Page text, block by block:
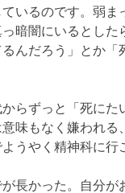
いるのです。弱
暗闇にいるとし
んだろう」とか
らずっと「死に
味もなく嫌われ
うやく精神科に行
長かった。自分